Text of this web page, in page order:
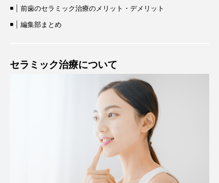
前歯のセラミック治療のメリット・デメリット
編集部まとめ
セラミック治療について